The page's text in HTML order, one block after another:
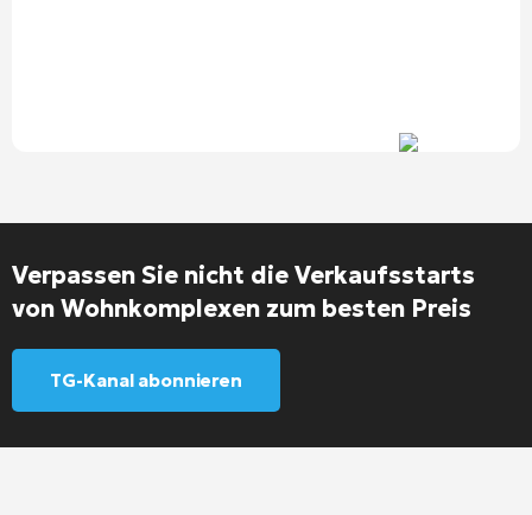
Verpassen Sie nicht die Verkaufsstarts
von Wohnkomplexen zum besten Preis
TG-Kanal abonnieren